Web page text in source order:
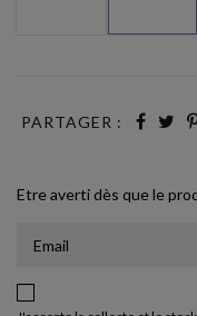
PARTAGER :
Etre averti dès que le